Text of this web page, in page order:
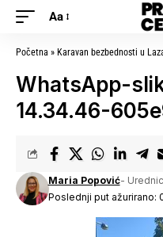
Aa
Početna » Karavan bezbednosti u
WhatsApp-
14.34.46-
Poslednji put ažurirano:
Maria Popović-